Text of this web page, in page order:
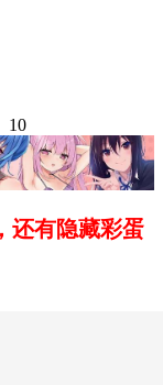
10
还有隐藏彩蛋